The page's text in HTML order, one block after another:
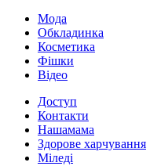
Мода
Обкладинка
Косметика
Фішки
Відео
Доступ
Контакти
Нашамама
Здорове харчування
Міледі